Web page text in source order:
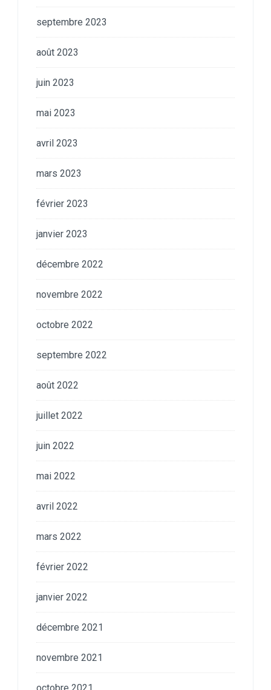
septembre 2023
août 2023
juin 2023
mai 2023
avril 2023
mars 2023
février 2023
janvier 2023
décembre 2022
novembre 2022
octobre 2022
septembre 2022
août 2022
juillet 2022
juin 2022
mai 2022
avril 2022
mars 2022
février 2022
janvier 2022
décembre 2021
novembre 2021